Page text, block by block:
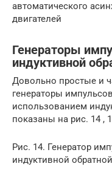
автоматического
двигателей
Генераторы
индуктивной
Довольно простые и
генераторы
использованием
показаны на рис. 14 ,
Рис. 14. Генератор
индуктивной